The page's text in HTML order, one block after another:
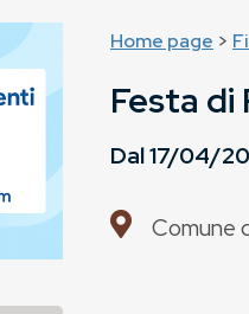
Home page >
Festa di
Dal17/04/
Comune